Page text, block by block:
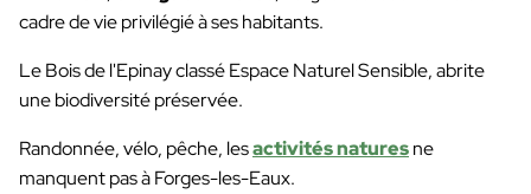
cadre de vie privilégié à ses habitants.
Le Bois de l'Epinay classé Espace Naturel Sensible, abrite
une biodiversité préservée.
Randonnée, vélo, pêche, lesactivités naturesne
manquent pas à Forges-les-Eaux.